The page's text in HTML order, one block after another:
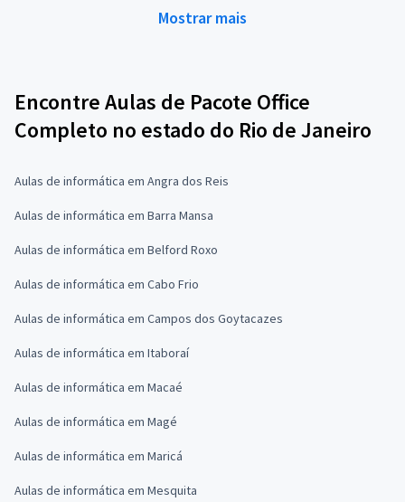
Mostrar mais
Encontre Aulas de Pacote Office
Completo no estado do Rio de Janeiro
Aulas de informática em Angra dos Reis
Aulas de informática em Barra Mansa
Aulas de informática em Belford Roxo
Aulas de informática em Cabo Frio
Aulas de informática em Campos dos Goytacazes
Aulas de informática em Itaboraí
Aulas de informática em Macaé
Aulas de informática em Magé
Aulas de informática em Maricá
Aulas de informática em Mesquita